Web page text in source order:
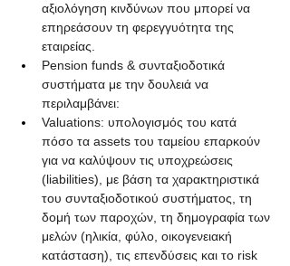
αξιολόγηση κινδύνων που μπορεί να
επηρεάσουν τη φερεγγυότητα της
εταιρείας.
Pension funds & συνταξιοδοτικά
συστήματα με την δουλειά να
περιλαμβάνει:
Valuations: υπολογισμός του κατά
πόσο τα assets του ταμείου επαρκούν
για να καλύψουν τις υποχρεώσεις
(liabilities), με βάση τα χαρακτηριστικά
του συνταξιοδοτικού συστήματος, τη
δομή των παροχών, τη δημογραφία των
μελών (ηλικία, φύλο, οικογενειακή
κατάσταση), τις επενδύσεις και το risk